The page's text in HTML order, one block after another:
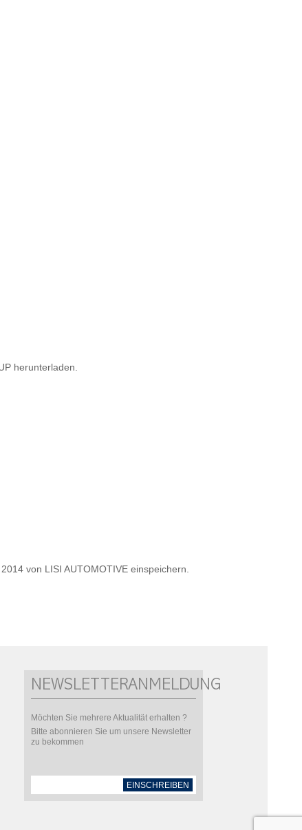
herunterladen.
von LISI AUTOMOTIVE einspeichern.
NEWSLETTERANMELDUNG
Möchten Sie mehrere Aktualität erhalten ?
Bitte abonnieren Sie um unsere Newsletter
zu bekommen
EINSCHREIBEN